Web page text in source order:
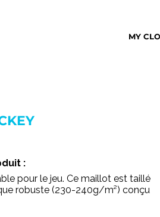
MY
:
pour le jeu. Ce maillot est taillé
robuste (230-240g/m²) conçu